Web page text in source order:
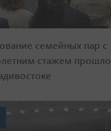
семейных пар с
стажем прошло